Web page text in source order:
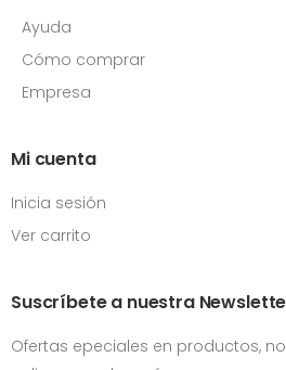
Ayuda
Cómo comprar
Empresa
Mi cuenta
Inicia sesión
Ver carrito
Suscríbete a nuestra
Ofertas epeciales en productos,